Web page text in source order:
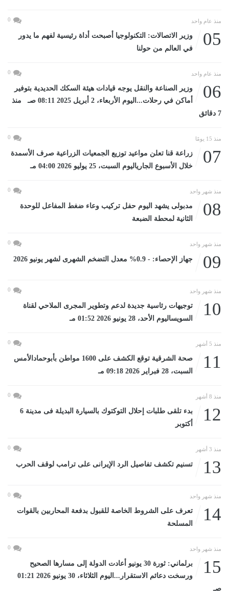
منذ عام واحد 0
05
وزير الاتصالات: التكنولوجيا أصبحت أداة رئيسية لفهم ما يدور
في العالم من حولنا
منذ عام واحد 0
06
وزير الصناعة والنقل يوجه قيادات هيئة السكك الحديدية بتوفير
أماكن في رحلات...اليوم الأربعاء، 2 أبريل 2025 08:11 صـ منذ
7 دقائق
منذ 15 يومًا 0
07
زراعة قنا تعلن مواعيد توزيع الجمعيات الزراعية صرف الأسمدة
خلال الأسبوع الجارياليوم السبت، 25 يوليو 2026 04:00 مـ
منذ شهر واحد 0
08
مدبولى يشهد اليوم حفل تركيب وعاء ضغط المفاعل للوحدة
الثانية لمحطة الضبعة
منذ شهر واحد 0
09 جهاز الإحصاء: - 0.9% معدل التضخم الشهرى لشهر يونيو 2026
منذ شهر واحد 0
10
توجيهات رئاسية جديدة لدعم وتطوير المجرى الملاحي لقناة
السويساليوم الأحد، 28 يونيو 2026 01:52 مـ
منذ 5 أشهر 0
11
صحة الشرقية توقع الكشف على 1600 مواطن بأبوحمادالأمس
السبت، 28 فبراير 2026 09:18 مـ
منذ 8 أشهر 0
12
بدء تلقى طلبات إحلال التوكتوك بالسيارة البديلة فى مدينة 6
أكتوبر
منذ 3 أشهر 0
13 تسنيم تكشف تفاصيل الرد الإيرانى على ترامب لوقف الحرب
منذ شهر واحد 0
14
تعرف على الشروط الخاصة للقبول بدفعة المحاربين بالقوات
المسلحة
منذ شهر واحد 0
15
برلماني: ثورة 30 يونيو أعادت الدولة إلى مسارها الصحيح
ورسخت دعائم الاستقرار...اليوم الثلاثاء، 30 يونيو 2026 01:21
صـ